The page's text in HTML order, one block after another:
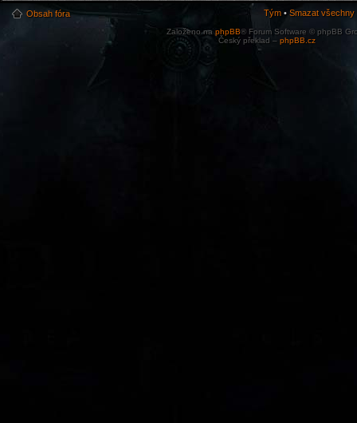
Obsah fóra Tým • Smazat
Založeno na phpBB® Forum Software © phpBB
Český překlad – phpBB.cz